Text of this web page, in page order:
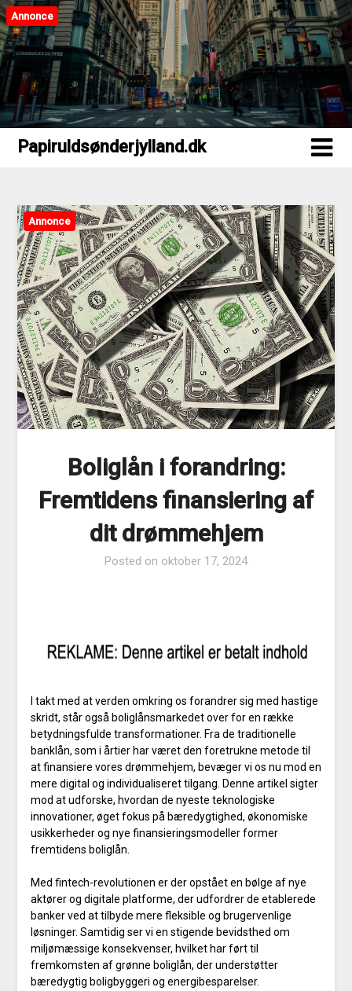
Papiruldsønderjylland.dk
Annonce
Papiruldsønderjylland.dk
Annonce
Boliglån i forandring:
Fremtidens finansiering af
dit drømmehjem
Posted on oktober 17, 2024
I takt med at verden omkring os forandrer sig med hastige
skridt, står også boliglånsmarkedet over for en række
betydningsfulde transformationer. Fra de traditionelle
banklån, som i årtier har været den foretrukne metode til
at finansiere vores drømmehjem, bevæger vi os nu mod en
mere digital og individualiseret tilgang. Denne artikel sigter
mod at udforske, hvordan de nyeste teknologiske
innovationer, øget fokus på bæredygtighed, økonomiske
usikkerheder og nye finansieringsmodeller former
fremtidens boliglån.
Med fintech-revolutionen er der opstået en bølge af nye
aktører og digitale platforme, der udfordrer de etablerede
banker ved at tilbyde mere fleksible og brugervenlige
løsninger. Samtidig ser vi en stigende bevidsthed om
miljømæssige konsekvenser, hvilket har ført til
fremkomsten af grønne boliglån, der understøtter
bæredygtig boligbyggeri og energibesparelser.